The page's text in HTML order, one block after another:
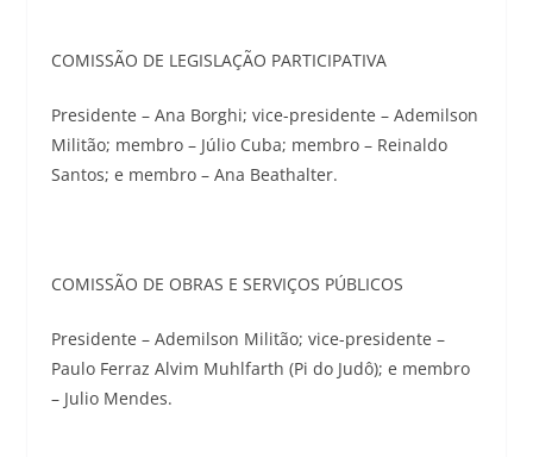
COMISSÃO DE LEGISLAÇÃO PARTICIPATIVA
Presidente – Ana Borghi; vice-presidente – Ademilson
Militão; membro – Júlio Cuba; membro – Reinaldo
Santos; e membro – Ana Beathalter.
COMISSÃO DE OBRAS E SERVIÇOS PÚBLICOS
Presidente – Ademilson Militão; vice-presidente –
Paulo Ferraz Alvim Muhlfarth (Pi do Judô); e membro
– Julio Mendes.